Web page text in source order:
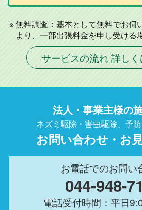
無料調査：基本として無料でお伺
より、一部出張料金を申し受ける
サービスの流れ 詳し
法人・事業主様の
ネズミ駆除・害虫駆除、予
お問い合わせ・お
お電話でのお問い
044-948-
電話受付時間：平日